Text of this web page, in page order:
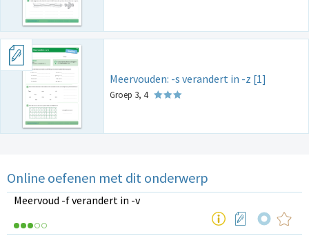
Meervouden: -s verandert in -z [1]
Groep 3, 4
Online oefenen met dit onderwerp
Meervoud -f verandert in -v